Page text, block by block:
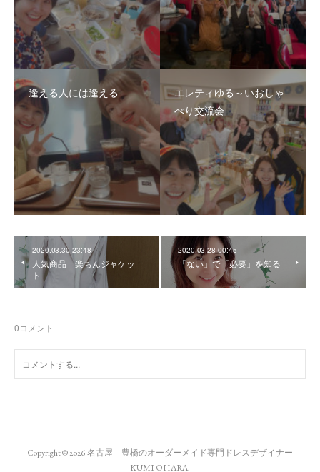
逢える人には逢える
エレティゆる～いおしゃ
べり交流会
2020.03.30 23:48
人気商品 楽ちんジャケッ
ト
2020.03.28 00:45
「ない」で「必要」を知る
0コメント
Copyright ©2026名古屋 豊橋のオーダーメイド専門ドレスデザイナー
KUMI OHARA.